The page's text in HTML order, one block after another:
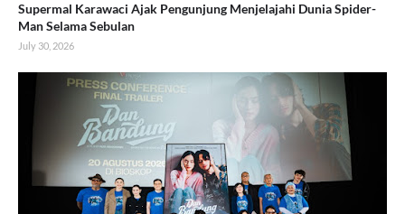
Supermal Karawaci Ajak Pengunjung Menjelajahi Dunia Spider-
Man Selama Sebulan
July 30, 2026